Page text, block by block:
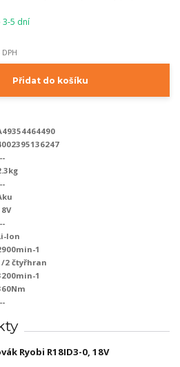
5 dní
Přidat do košíku
Ion
1
2 čtyřhran
1
Ryobi R18ID3-0, 18V